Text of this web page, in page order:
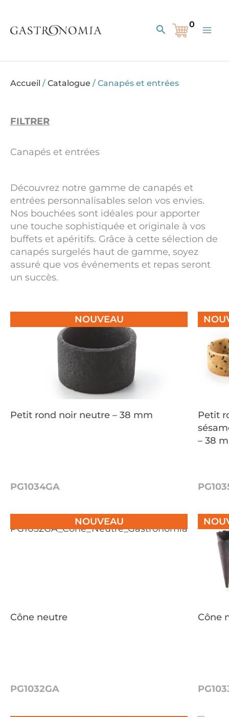
contenu
Rechercher
Accueil / Catalogue / Canapés et entrées
FILTRER
Canapés et entrées
Découvrez notre gamme de canapés et
entrées personnalisables selon vos envies.
Nos bouchées sont idéales pour apporter
une touche sophistiquée et originale à vos
buffets et apéritifs. Grâce à cette sélection de
canapés surgelés haut de gamme, soyez
assuré que vos événements et repas seront
un succès.
NOUVEAU
Petit rond noir neutre – 38 mm
PG1034GA
Petit
– 38
NOUVEAU
Cône neutre
PG1032GA
Cône